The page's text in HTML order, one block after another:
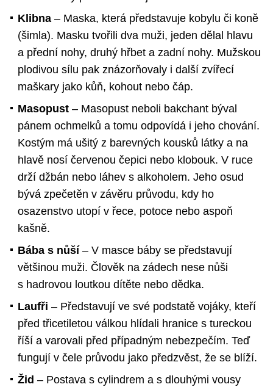
Klibna – Maska, která představuje kobylu či koně
(šimla). Masku tvořili dva muži, jeden dělal hlavu
a přední nohy, druhý hřbet a zadní nohy. Mužskou
plodivou sílu pak znázorňovaly i další zvířecí
maškary jako kůň, kohout nebo čáp.
Masopust – Masopust neboli bakchant býval
pánem ochmelků a tomu odpovídá i jeho chování.
Kostým má ušitý z barevných kousků látky a na
hlavě nosí červenou čepici nebo klobouk. V ruce
drží džbán nebo láhev s alkoholem. Jeho osud
bývá zpečetěn v závěru průvodu, kdy ho
osazenstvo utopí v řece, potoce nebo aspoň
kašně.
Bába s nůší – V masce báby se představují
většinou muži. Člověk na zádech nese nůši
s hadrovou loutkou dítěte nebo dědka.
Laufři – Představují ve své podstatě vojáky, kteří
před třicetiletou válkou hlídali hranice s tureckou
říší a varovali před případným nebezpečím. Teď
fungují v čele průvodu jako předzvěst, že se blíží.
Žid – Postava s cylindrem a s dlouhými vousy